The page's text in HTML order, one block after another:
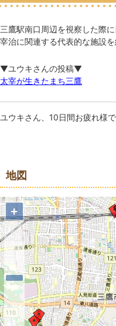
三鷹駅南口周辺を視察した際
宰治に関連する代表的な施設を
▼ユウキさんの投稿▼
太宰が生きたまち三鷹
ユウキさん、10日間お疲れ様で
地図
+